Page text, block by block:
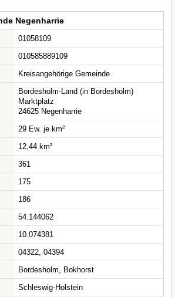
Negenharrie
01058109
010585889109
Kreisangehörige Gemeinde
Bordesholm-Land (in Bordesholm)
Marktplatz
24625 Negenharrie
29 Ew. je km²
12,44 km²
361
175
186
54.144062
10.074381
04322, 04394
Bordesholm, Bokhorst
Schleswig-Holstein